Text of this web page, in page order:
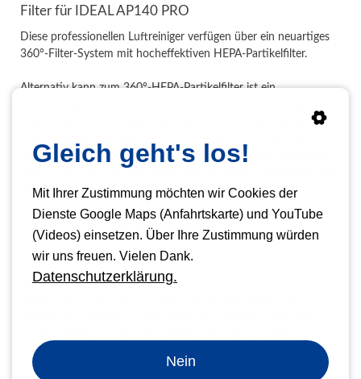
Filter für IDEAL AP140 PRO
Diese professionellen Luftreiniger verfügen über ein neuartiges
360°-Filter-System mit hocheffektiven HEPA-Partikelfilter.
Alternativ kann zum 360°-HEPA-Partikelfilter ist ein
Abgase (auch NO2), Zigarettenrauch, Ozon sowie chemische
besonders wirksam. Für den Profi-Einsatz bei starker Belastung.
AP140 PRO integrieren.
IDEAL Filter für Luftreiniger
Entfernt groben Staub
Vorfilter
HEPA-Filters.
Gleich geht's los!
Mit Ihrer Zustimmung möchten wir Cookies der
Dienste Google Maps (Anfahrtskarte) und YouTube
(Videos) einsetzen. Über Ihre Zustimmung würden
wir uns freuen. Vielen Dank.
Datenschutzerklärung.
Nein